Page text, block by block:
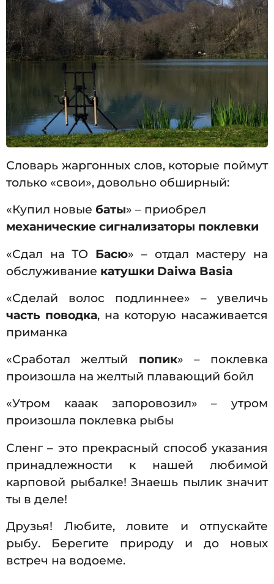
Словарь жаргонных слов, которые поймут
только «свои», довольно обширный:
«Купил новые баты» – приобрел
механические сигнализаторы поклевки
«Сдал на ТО Басю» – отдал мастеру на
обслуживание катушки Daiwa Basia
«Сделай волос подлиннее» – увеличь
часть поводка, на которую насаживается
приманка
«Сработал желтый попик» – поклевка
произошла на желтый плавающий бойл
«Утром кааак запоровозил» – утром
произошла поклевка рыбы
Сленг – это прекрасный способ указания
принадлежности к нашей любимой
карповой рыбалке! Знаешь пылик значит
ты в деле!
Друзья! Любите, ловите и отпускайте
рыбу. Берегите природу и до новых
встреч на водоеме.